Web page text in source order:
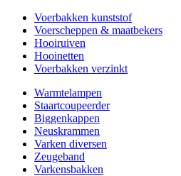
Voerbakken kunststof
Voerscheppen & maatbekers
Hooiruiven
Hooinetten
Voerbakken verzinkt
Warmtelampen
Staartcoupeerder
Biggenkappen
Neuskrammen
Varken diversen
Zeugeband
Varkensbakken